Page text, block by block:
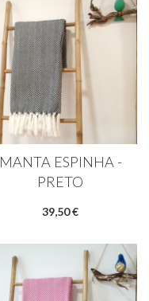
MANTA ESPINHA -
PRETO
39,50 €